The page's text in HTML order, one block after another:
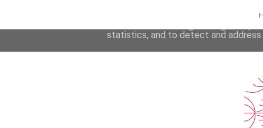
This site uses cookies from Google
statistics, and to detect and address